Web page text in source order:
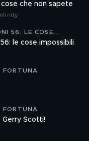
che non sapete
56: LE COSE
le cose impossibili
FORTUNA
FORTUNA
Gerry Scotti!